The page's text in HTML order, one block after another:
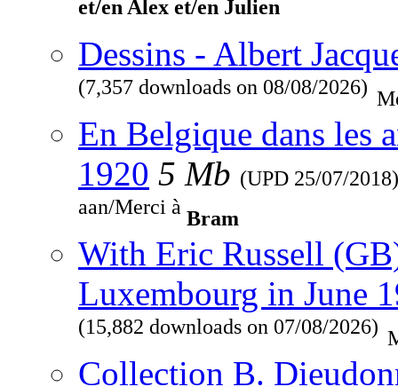
et/en Alex et/en Julien
Dessins - Albert
(7,357 downloads on 08/08/2026)
En Belgique dans les
1920 5 Mb (UPD 25/07/2018
aan/Merci à Bram
With Eric Russell
Luxembourg in June
(15,882 downloads on 07/08/2026)
Collection B.